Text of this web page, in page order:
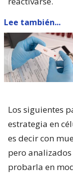
Lee también...
Los siguientes
estrategia en
es decir con
pero
probarla en